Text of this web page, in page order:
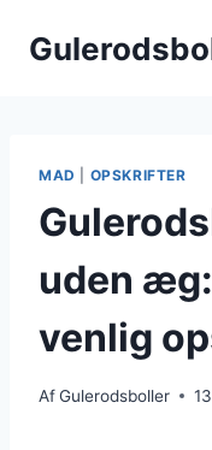
MAD OPSKRIFTER
uden
venlig
AfGulerodsboller